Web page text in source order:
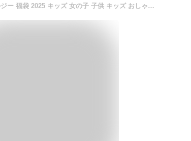
【送料無料】ALGY アルジー 福袋 2025 キッズ 女の子 子供 キッズ おしゃれ かわいい デニムブルゾン トレーナー ジャンスカ リブロンT チェックキュロット ボストンBAG XXS XS S M 130 140 150 160 数量限定 予約 G182015